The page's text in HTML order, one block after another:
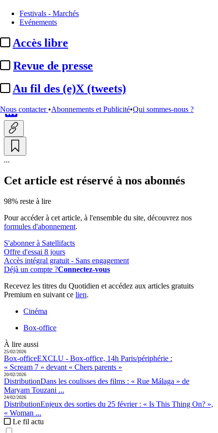
Festivals - Marchés
Evénements
Accès libre
Revue de presse
Au fil des (e)X (tweets)
Nous contacter •Abonnements et Publicité•Qui sommes-nous ?
Box-office France, 1er jour :
« Scream 7 » ne tremble pas
face à la ...
ParJulie Souvestre
...
Cet article est réservé à nos abonnés
98% reste à lire
Pour accéder à cet article, à l'ensemble du site, découvrez nos
formules d'abonnement.
S'abonner à Satellifacts
Offre d'essai 8 jours
Accès intégral gratuit - Sans engagement
Déjà un compte ?Connectez-vous
Recevez les titres du Quotidien et accédez aux articles gratuits
Premium en suivant ce lien.
Cinéma
Box-office
À lire aussi
25/02/2026
Box-officeEXCLU - Box-office, 14h Paris/périphérie :
« Scream 7 » devant « Chers parents »
20/02/2026
DistributionDans les coulisses des films : « Rue Málaga » de
Maryam Touzani ...
24/02/2026
DistributionEnjeux des sorties du 25 février : « Is This Thing On? »,
« Woman ...
Le fil actu